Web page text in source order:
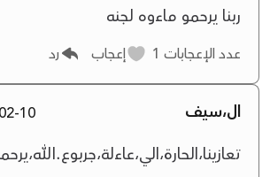
ربنا يرحمو ماءوه لجنه
عدد الإعجابات إعجاب رد
ال،سيف 15:17:09